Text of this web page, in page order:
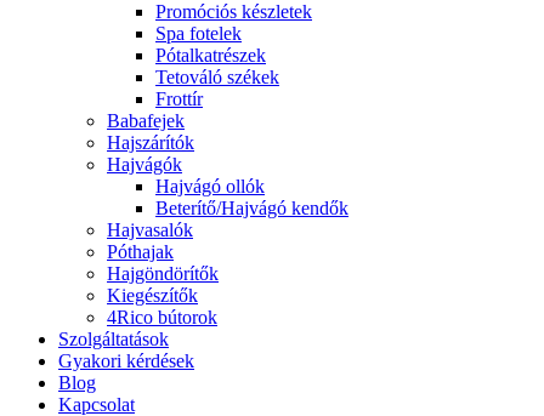
Promóciós készletek
Spa fotelek
Pótalkatrészek
Tetováló székek
Frottír
Babafejek
Hajszárítók
Hajvágók
Hajvágó ollók
Beterítő/Hajvágó kendők
Hajvasalók
Póthajak
Hajgöndörítők
Kiegészítők
4Rico bútorok
Szolgáltatások
Gyakori kérdések
Blog
Kapcsolat